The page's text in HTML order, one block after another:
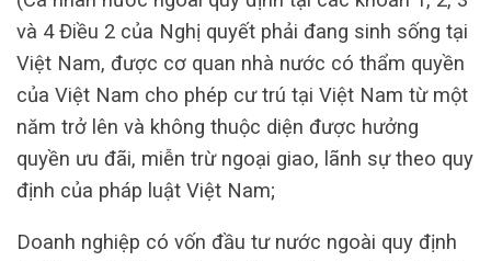
và 4 Điều 2 của Nghị quyết phải đang sinh sống tại
Việt Nam, được cơ quan nhà nước có thẩm quyền
của Việt Nam cho phép cư trú tại Việt Nam từ một
năm trở lên và không thuộc diện được hưởng
quyền ưu đãi, miễn trừ ngoại giao, lãnh sự theo quy
định của pháp luật Việt Nam;
Doanh nghiệp có vốn đầu tư nước ngoài quy định